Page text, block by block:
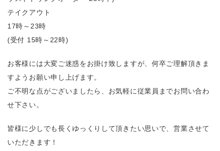
テイクアウト
17時～23時
(受付 15時～22時)
お客様には大変ご迷惑をお掛け致しますが、何卒ご理解頂きま
すようお願い申し上げます。
ご不明な点がございましたら、お気軽に従業員までお問い合わ
せ下さい。
皆様に少しでも長くゆっくりして頂きたい思いで、営業させて
いただきます！